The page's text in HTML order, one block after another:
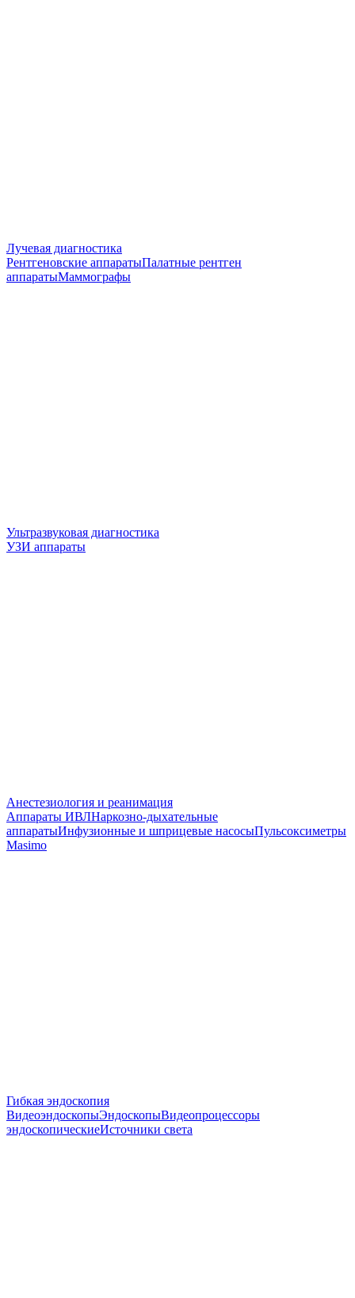
Лучевая диагностика
Рентгеновские аппаратыПалатные рентген
аппаратыМаммографы
Ультразвуковая диагностика
УЗИ аппараты
Анестезиология и реанимация
Аппараты ИВЛНаркозно-дыхательные
аппаратыИнфузионные и шприцевые насосыПульсоксиметры
Masimo
Гибкая эндоскопия
ВидеоэндоскопыЭндоскопыВидеопроцессоры
эндоскопическиеИсточники света